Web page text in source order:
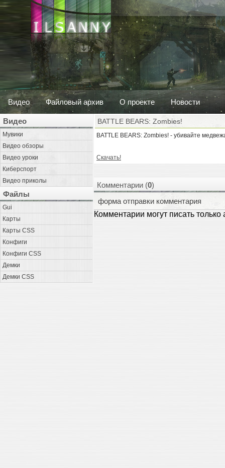
Видео Файловый архив О проекте Новости
Видео
Мувики
Видео обзоры
Видео уроки
Киберспорт
Видео приколы
Файлы
Gui
Карты
Карты CSS
Конфиги
Конфиги CSS
Демки
Демки CSS
BATTLE BEARS: Zombies!
BATTLE BEARS: Zombies! - убивайте
Скачать!
Комментарии (0)
форма отправки комментария
Комментарии могут писать